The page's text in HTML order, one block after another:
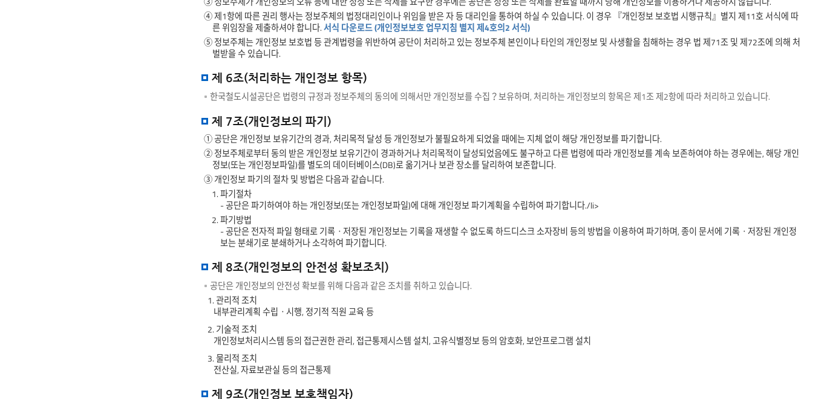
④ 제1항에 따른 권리 행사는 정보주체의 법정대리인이나 위임을 받은 자 등 대리인을 통하여 하실 수 있습니다. 이 경우 『개인정보 보호법 시행규칙』별지 제11호 서식에 따
른 위임장을 제출하셔야 합니다.서식 다운로드 (개인정보보호 업무지침 별지 제4호의2 서식)
⑤ 정보주체는 개인정보 보호법 등 관계법령을 위반하여 공단이 처리하고 있는 정보주체 본인이나 타인의 개인정보 및 사생활을 침해하는 경우 법 제71조 및 제72조에 의해 처
벌받을 수 있습니다.
제 6조(처리하는 개인정보 항목)
한국철도시설공단은 법령의 규정과 정보주체의 동의에 의해서만 개인정보를 수집？보유하며, 처리하는 개인정보의 항목은 제1조 제2항에 따라 처리하고 있습니다.
제 7조(개인정보의 파기)
① 공단은 개인정보 보유기간의 경과, 처리목적 달성 등 개인정보가 불필요하게 되었을 때에는 지체 없이 해당 개인정보를 파기합니다.
② 정보주체로부터 동의 받은 개인정보 보유기간이 경과하거나 처리목적이 달성되었음에도 불구하고 다른 법령에 따라 개인정보를 계속 보존하여야 하는 경우에는, 해당 개인
정보(또는 개인정보파일)를 별도의 데이터베이스(DB)로 옮기거나 보관 장소를 달리하여 보존합니다.
③ 개인정보 파기의 절차 및 방법은 다음과 같습니다.
1. 파기절차
- 공단은 파기하여야 하는 개인정보(또는 개인정보파일)에 대해 개인정보 파기계획을 수립하여 파기합니다./li>
2. 파기방법
- 공단은 전자적 파일 형태로 기록ㆍ저장된 개인정보는 기록을 재생할 수 없도록 하드디스크 소자장비 등의 방법을 이용하여 파기하며, 종이 문서에 기록ㆍ저장된 개인정
보는 분쇄기로 분쇄하거나 소각하여 파기합니다.
제 8조(개인정보의 안전성 확보조치)
공단은 개인정보의 안전성 확보를 위해 다음과 같은 조치를 취하고 있습니다.
1. 관리적 조치
내부관리계획 수립ㆍ시행, 정기적 직원 교육 등
2. 기술적 조치
개인정보처리시스템 등의 접근권한 관리, 접근통제시스템 설치, 고유식별정보 등의 암호화, 보안프로그램 설치
3. 물리적 조치
전산실, 자료보관실 등의 접근통제
제 9조(개인정보 보호책임자)